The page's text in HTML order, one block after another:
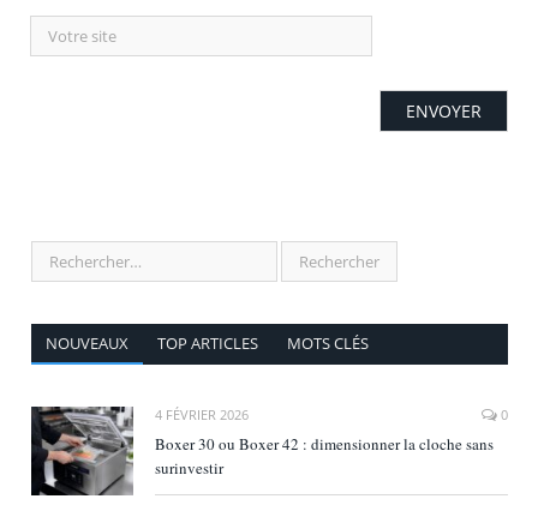
NOUVEAUX TOP ARTICLES MOTS CLÉS
4 FÉVRIER 2026 0
Boxer 30 ou Boxer 42 : dimensionner la cloche sans
surinvestir